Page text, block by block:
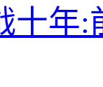
十年: